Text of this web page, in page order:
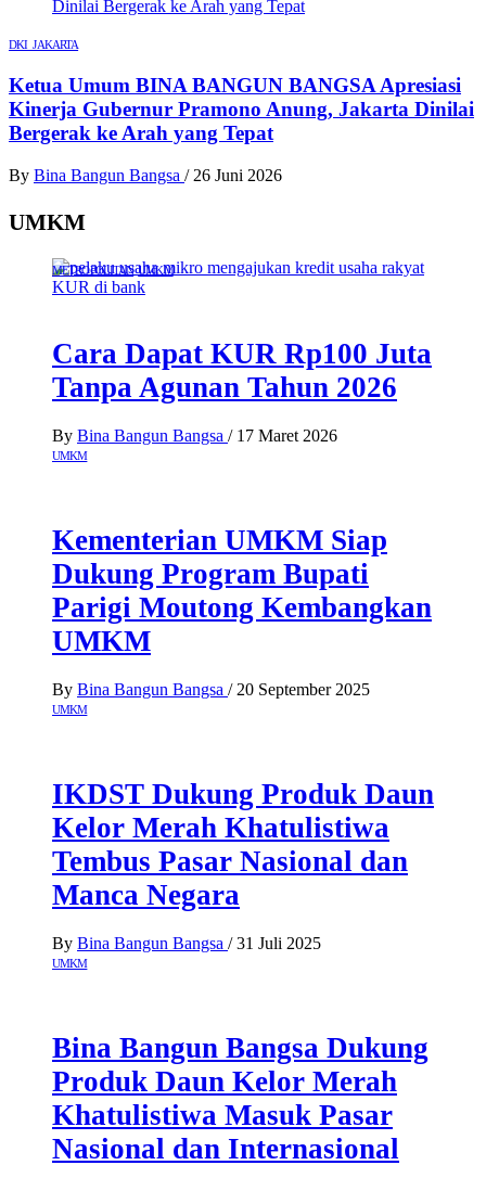
DKI JAKARTA
Ketua Umum BINA BANGUN BANGSA Apresiasi
Kinerja Gubernur Pramono Anung, Jakarta Dinilai
Bergerak ke Arah yang Tepat
By Bina Bangun Bangsa / 26 Juni 2026
UMKM
METROPOLITAN UMKM
Cara Dapat KUR Rp100 Juta
Tanpa Agunan Tahun 2026
By Bina Bangun Bangsa / 17 Maret 2026
UMKM
Kementerian UMKM Siap
Dukung Program Bupati
Parigi Moutong Kembangkan
UMKM
By Bina Bangun Bangsa / 20 September 2025
UMKM
IKDST Dukung Produk Daun
Kelor Merah Khatulistiwa
Tembus Pasar Nasional dan
Manca Negara
By Bina Bangun Bangsa / 31 Juli 2025
UMKM
Bina Bangun Bangsa Dukung
Produk Daun Kelor Merah
Khatulistiwa Masuk Pasar
Nasional dan Internasional